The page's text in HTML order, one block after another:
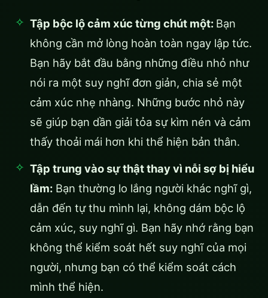
Tập bộc lộ cảm xúc từng chút một: Bạn
không cần mở lòng hoàn toàn ngay lập tức.
Bạn hãy bắt đầu bằng những điều nhỏ như
nói ra một suy nghĩ đơn giản, chia sẻ một
cảm xúc nhẹ nhàng. Những bước nhỏ này
sẽ giúp bạn dần giải tỏa sự kìm nén và cảm
thấy thoải mái hơn khi thể hiện bản thân.
Tập trung vào sự thật thay vì nỗi sợ bị hiểu
lầm: Bạn thường lo lắng người khác nghĩ gì,
dẫn đến tự thu mình lại, không dám bộc lộ
cảm xúc, suy nghĩ gì. Bạn hãy nhớ rằng bạn
không thể kiểm soát hết suy nghĩ của mọi
người, nhưng bạn có thể kiểm soát cách
mình thể hiện.